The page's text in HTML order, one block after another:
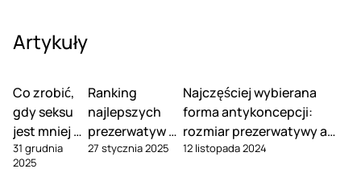
Artykuły
Co zrobić,
gdy seksu
jest mniej w
związku
31 grudnia
2025
Ranking
najlepszych
prezerwatyw –
top 5
27 stycznia 2025
Najczęściej wybierana
forma antykoncepcji:
rozmiar prezerwatywy a
wygoda i skuteczność
12 listopada 2024